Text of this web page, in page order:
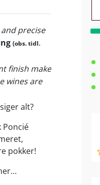
precise
(obs. tidl.
finish make
wines are
alt?
pokker!